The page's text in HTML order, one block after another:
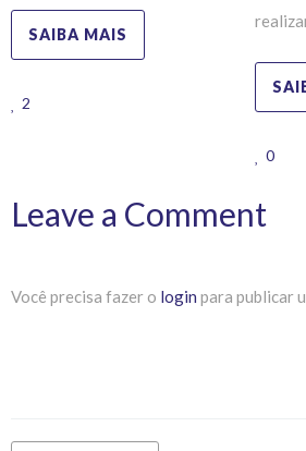
SAIBA MAIS
2
0
Leave a Comment
Você precisa fazer o login para publicar